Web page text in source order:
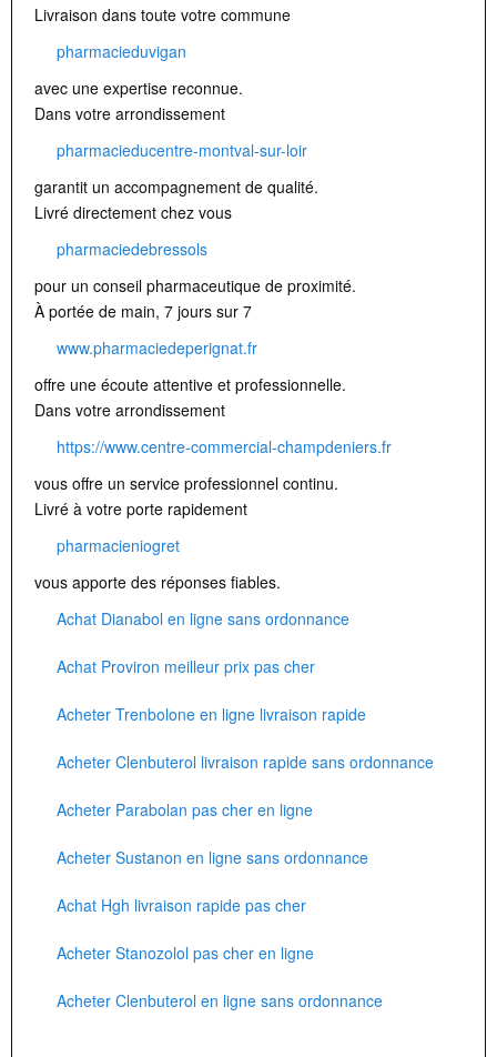
Livraison dans toute votre commune
pharmacieduvigan
avec une expertise reconnue.
Dans votre arrondissement
pharmacieducentre-montval-sur-loir
garantit un accompagnement de qualité.
Livré directement chez vous
pharmaciedebressols
pour un conseil pharmaceutique de proximité.
À portée de main, 7 jours sur 7
www.pharmaciedeperignat.fr
offre une écoute attentive et professionnelle.
Dans votre arrondissement
https://www.centre-commercial-champdeniers.fr
vous offre un service professionnel continu.
Livré à votre porte rapidement
pharmacieniogret
vous apporte des réponses fiables.
Achat Dianabol en ligne sans ordonnance
Achat Proviron meilleur prix pas cher
Acheter Trenbolone en ligne livraison rapide
Acheter Clenbuterol livraison rapide sans ordonnance
Acheter Parabolan pas cher en ligne
Acheter Sustanon en ligne sans ordonnance
Achat Hgh livraison rapide pas cher
Acheter Stanozolol pas cher en ligne
Acheter Clenbuterol en ligne sans ordonnance